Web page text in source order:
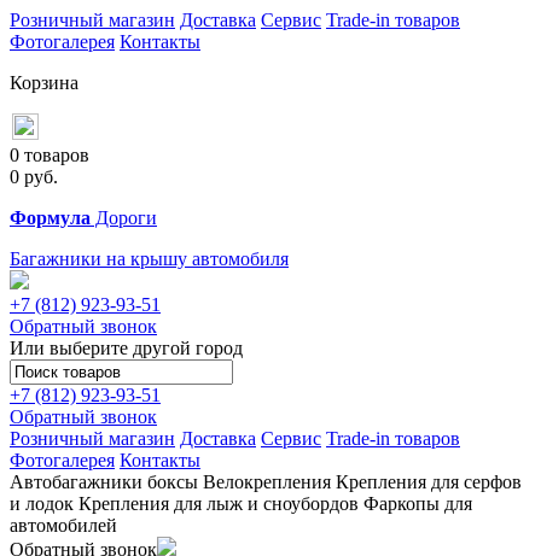
Розничный магазин Доставка Сервис Trade-in товаров
Фотогалерея Контакты
Корзина
0 товаров
0 руб.
Формула Дороги
Багажники на крышу автомобиля
+7 (812) 923-93-51
Обратный звонок
Или выберите другой город
+7 (812) 923-93-51
Обратный звонок
Розничный магазин Доставка Сервис Trade-in товаров
Фотогалерея Контакты
Автобагажники боксы Велокрепления Крепления для серфов
и лодок Крепления для лыж и сноубордов Фаркопы для
автомобилей
Обратный звонок